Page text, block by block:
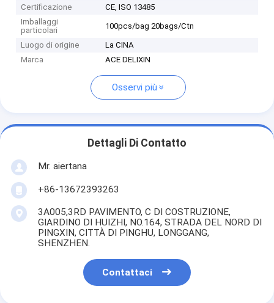
Certificazione
CE, ISO 13485
Imballaggi
particolari
100pcs/bag 20bags/Ctn
Luogo di origine
La CINA
Marca
ACE DELIXIN
Osservi più
Dettagli Di Contatto
Mr. aiertana
+86-13672393263
3A005,3RD PAVIMENTO, C DI COSTRUZIONE,
GIARDINO DI HUIZHI, NO.164, STRADA DEL NORD DI
PINGXIN, CITTÀ DI PINGHU, LONGGANG,
SHENZHEN.
Contattaci